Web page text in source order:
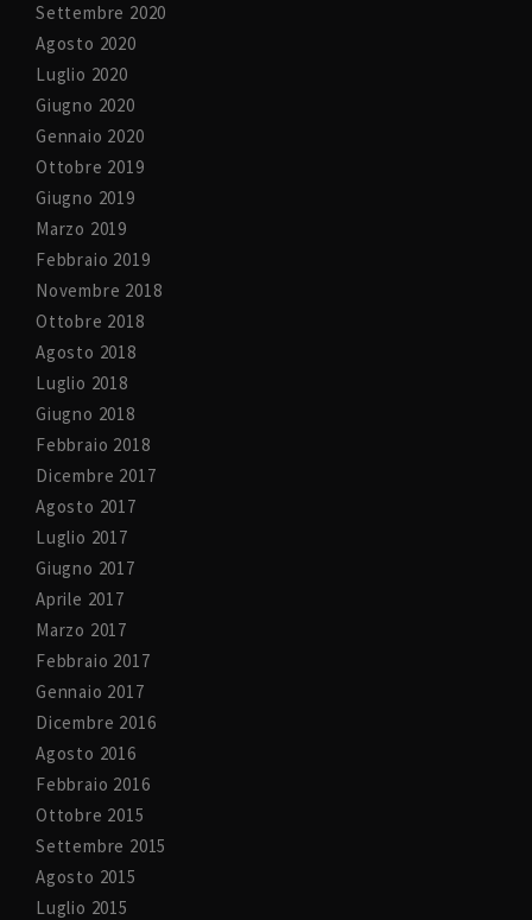
Settembre 2020
Agosto 2020
Luglio 2020
Giugno 2020
Gennaio 2020
Ottobre 2019
Giugno 2019
Marzo 2019
Febbraio 2019
Novembre 2018
Ottobre 2018
Agosto 2018
Luglio 2018
Giugno 2018
Febbraio 2018
Dicembre 2017
Agosto 2017
Luglio 2017
Giugno 2017
Aprile 2017
Marzo 2017
Febbraio 2017
Gennaio 2017
Dicembre 2016
Agosto 2016
Febbraio 2016
Ottobre 2015
Settembre 2015
Agosto 2015
Luglio 2015